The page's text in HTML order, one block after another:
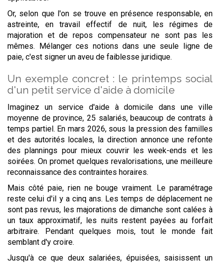
Or, selon que l'on se trouve en présence responsable, en
astreinte, en travail effectif de nuit, les régimes de
majoration et de repos compensateur ne sont pas les
mêmes. Mélanger ces notions dans une seule ligne de
paie, c'est signer un aveu de faiblesse juridique.
Un exemple concret : le printemps social
d'un petit service d'aide à domicile
Imaginez un service d'aide à domicile dans une ville
moyenne de province, 25 salariés, beaucoup de contrats à
temps partiel. En mars 2026, sous la pression des familles
et des autorités locales, la direction annonce une refonte
des plannings pour mieux couvrir les week-ends et les
soirées. On promet quelques revalorisations, une meilleure
reconnaissance des contraintes horaires.
Mais côté paie, rien ne bouge vraiment. Le paramétrage
reste celui d'il y a cinq ans. Les temps de déplacement ne
sont pas revus, les majorations de dimanche sont calées à
un taux approximatif, les nuits restent payées au forfait
arbitraire. Pendant quelques mois, tout le monde fait
semblant d'y croire.
Jusqu'à ce que deux salariées, épuisées, saisissent un